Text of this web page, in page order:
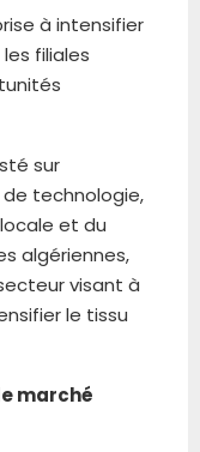
à intensifier
filiales
sur
technologie,
et du
algériennes,
visant à
le tissu
marché